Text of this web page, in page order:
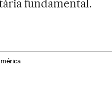
fundamental.